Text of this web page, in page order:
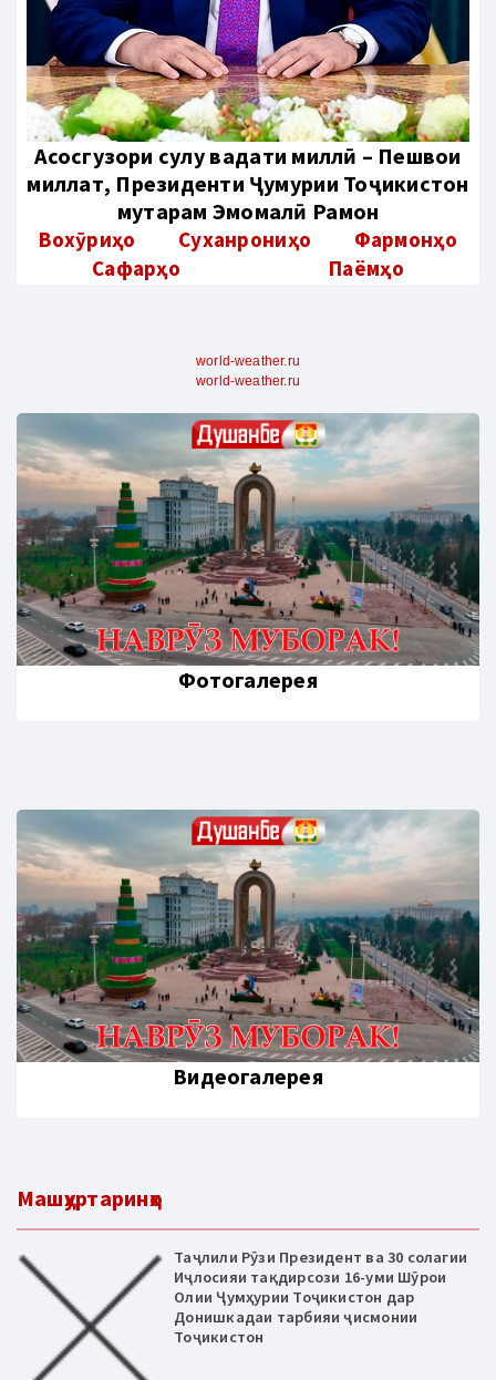
Aсосгузори сулҳу ваҳдати миллӣ – Пешвои
миллат, Президенти Ҷумҳурии Тоҷикистон
муҳтарам Эмомалӣ Раҳмон
Вохӯриҳо Суханрониҳо
Фармонҳо
Сафарҳо
Паёмҳо
world-weather.ru
world-weather.ru
Фотогалерея
Видеогалерея
Машҳуртаринҳо
Таҷлили Рӯзи Президент ва 30 солагии
Иҷлосияи тақдирсози 16-уми Шӯрои
Олии Ҷумҳурии Тоҷикистон дар
Донишкадаи тарбияи ҷисмонии
Тоҷикистон